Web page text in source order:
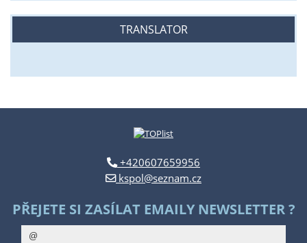
TRANSLATOR
+420607659956
kspol@seznam.cz
PŘEJETE SI ZASÍLAT EMAILY NEWSLETTER ?